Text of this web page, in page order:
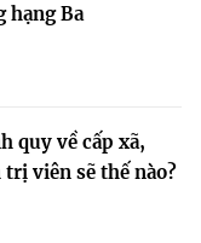
hạng Ba
quy về cấp xã,
viên sẽ thế nào?